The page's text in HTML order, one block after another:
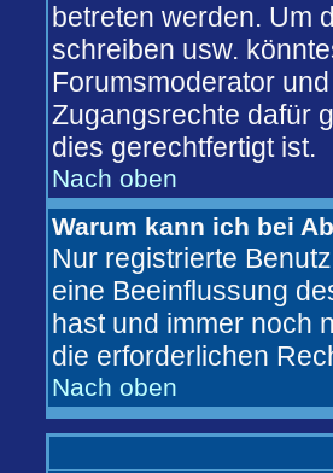
betreten werden. Um
schreiben usw.
Forumsmoderator
Zugangsrechte dafür
dies gerechtfertigt ist.
Nach oben
Warum kann ich bei
Nur registrierte
eine Beeinflussung
hast und immer noch
die erforderlichen
Nach oben